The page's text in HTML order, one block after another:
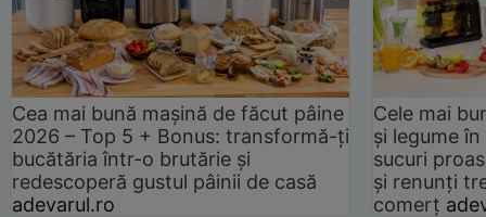
Cea mai bună mașină de făcut pâine
2026 – Top 5 + Bonus: transformă-ți
bucătăria într-o brutărie și
redescoperă gustul pâinii de casă
adevarul.ro
Cele mai
și legume
sucuri
și renunți
comerț